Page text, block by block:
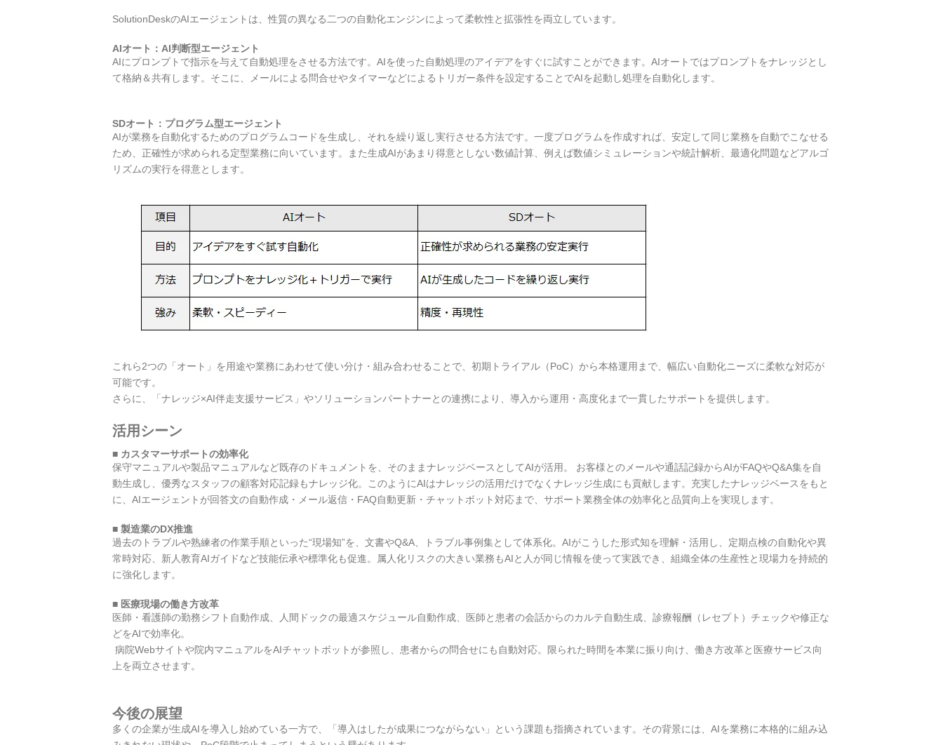
SolutionDeskのAIエージェントは、性質の異なる二つの自動化エンジンによって柔軟性と拡張性を両立しています。
AIオート：AI判断型エージェント
AIにプロンプトで指示を与えて自動処理をさせる方法です。AIを使った自動処理のアイデアをすぐに試すことができます。AIオートではプロンプトをナレッジとし
て格納＆共有します。そこに、メールによる問合せやタイマーなどによるトリガー条件を設定することでAIを起動し処理を自動化します。
SDオート：プログラム型エージェント
AIが業務を自動化するためのプログラムコードを生成し、それを繰り返し実行させる方法です。一度プログラムを作成すれば、安定して同じ業務を自動でこなせる
ため、正確性が求められる定型業務に向いています。また生成AIがあまり得意としない数値計算、例えば数値シミュレーションや統計解析、最適化問題などアルゴ
リズムの実行を得意とします。
これら2つの「オート」を用途や業務にあわせて使い分け・組み合わせることで、初期トライアル（PoC）から本格運用まで、幅広い自動化ニーズに柔軟な対応が
可能です。
さらに、「ナレッジ×AI伴走支援サービス」やソリューションパートナーとの連携により、導入から運用・高度化まで一貫したサポートを提供します。
活用シーン
■ カスタマーサポートの効率化
保守マニュアルや製品マニュアルなど既存のドキュメントを、そのままナレッジベースとしてAIが活用。 お客様とのメールや通話記録からAIがFAQやQ&A集を自
動生成し、優秀なスタッフの顧客対応記録もナレッジ化。このようにAIはナレッジの活用だけでなくナレッジ生成にも貢献します。充実したナレッジベースをもと
に、AIエージェントが回答文の自動作成・メール返信・FAQ自動更新・チャットボット対応まで、サポート業務全体の効率化と品質向上を実現します。
■ 製造業のDX推進
過去のトラブルや熟練者の作業手順といった“現場知”を、文書やQ&A、トラブル事例集として体系化。AIがこうした形式知を理解・活用し、定期点検の自動化や異
常時対応、新人教育AIガイドなど技能伝承や標準化も促進。属人化リスクの大きい業務もAIと人が同じ情報を使って実践でき、組織全体の生産性と現場力を持続的
に強化します。
■ 医療現場の働き方改革
医師・看護師の勤務シフト自動作成、人間ドックの最適スケジュール自動作成、医師と患者の会話からのカルテ自動生成、診療報酬（レセプト）チェックや修正な
どをAIで効率化。
病院Webサイトや院内マニュアルをAIチャットボットが参照し、患者からの問合せにも自動対応。限られた時間を本業に振り向け、働き方改革と医療サービス向
上を両立させます。
今後の展望
多くの企業が生成AIを導入し始めている一方で、「導入はしたが成果につながらない」という課題も指摘されています。その背景には、AIを業務に本格的に組み込